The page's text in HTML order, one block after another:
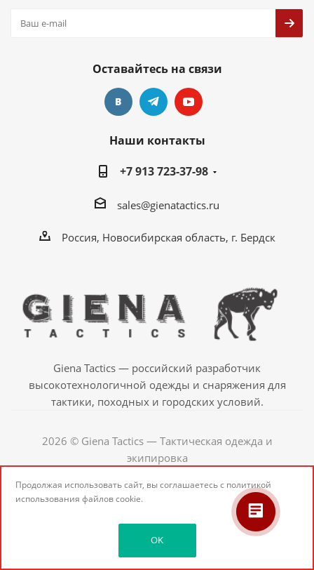
Оставайтесь на связи
Наши контакты
+7 913 723-37-98
sales@gienatactics.ru
Россия, Новосибирская область, г. Бердск
Giena Tactics — российский разработчик
высокотехнологичной одежды и снаряжения для
тактики, походных и городских условий.
2026 © Giena Tactics — Тактическая одежда и
экипировка
Продолжая использовать сайт, вы соглашаетесь с политикой
использования файлов cookie.
OK